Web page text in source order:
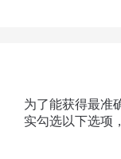
为了能获得最准
实勾选以下选项